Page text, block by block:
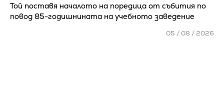
Той поставя началото на поредица от събития по
повод 85-годишнината на учебното заведение
05 / 08 / 2026